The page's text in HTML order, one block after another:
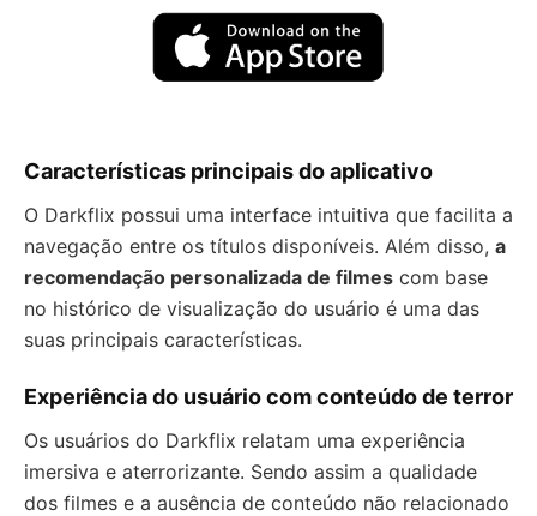
Características principais do aplicativo
O Darkflix possui uma interface intuitiva que facilita a
navegação entre os títulos disponíveis. Além disso, a
recomendação personalizada de filmes com base
no histórico de visualização do usuário é uma das
suas principais características.
Experiência do usuário com conteúdo de terror
Os usuários do Darkflix relatam uma experiência
imersiva e aterrorizante. Sendo assim a qualidade
dos filmes e a ausência de conteúdo não relacionado